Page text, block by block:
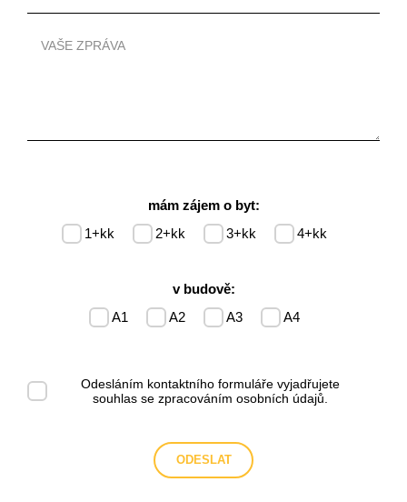
mám zájem o byt:
1+kk 2+kk 3+kk 4+kk
v budově:
A1 A2 A3 A4
Odesláním kontaktního formuláře vyjadřujete
souhlas se zpracováním osobních údajů